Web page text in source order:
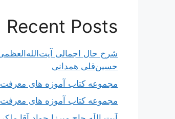
Recent Posts
شرح حال اجمالی
حسین‌قلی همدانی
مجموعه کتاب آموزه های معرفت
مجموعه کتاب آموزه های معرفت